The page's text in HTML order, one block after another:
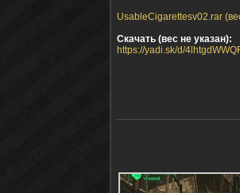
UsableCigarettesv02.rar
Скачать (вес не указан):
https://yadi.sk/d/